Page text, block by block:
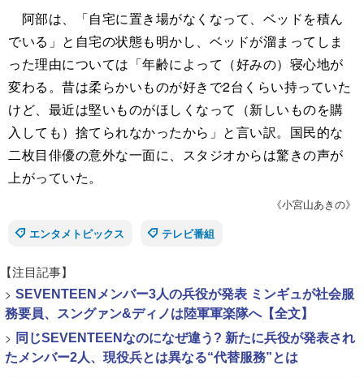
阿部は、「自宅に置き場がなくなって、ベッドを積ん
でいる」と自宅の状態も明かし、ベッドが溜まってしま
った理由については「年齢によって（好みの）寝心地が
変わる。昔は柔らかいものが好きで2台くらい持っていた
けど、最近は堅いものがほしくなって（新しいものを購
入しても）捨てられなかったから」と言い訳。国民的な
二枚目俳優の意外な一面に、スタジオからは驚きの声が
上がっていた。
《小宮山あきの》
エンタメトピックス
テレビ番組
【注目記事】
> SEVENTEENメンバー3人の兵役が発表 ミンギュが社会服
務要員、スングァン&ディノは陸軍軍楽隊へ【全文】
> 同じSEVENTEENなのになぜ違う? 新たに兵役が発表され
たメンバー2人、現役兵とは異なる“代替服務”とは